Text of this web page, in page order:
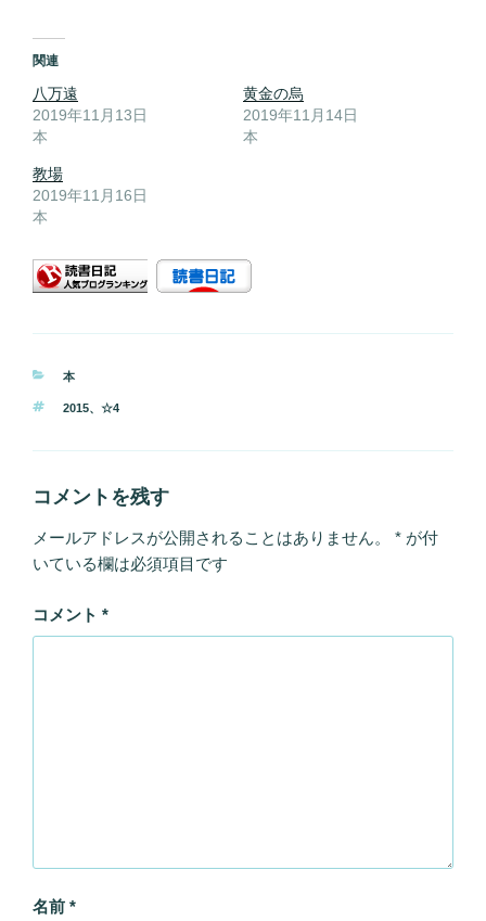
関連
八万遠
2019年11月13日
本
黄金の烏
2019年11月14日
本
教場
2019年11月16日
本
カ
ゴ
ー
本
タ
2015、 ☆4
コメントを残す
メールアドレスが公開されることはありません。 * が付
いている欄は必須項目です
コメント *
名前 *